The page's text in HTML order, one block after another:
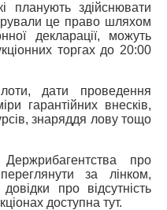
планують здійснювати
це право шляхом
декларації, можуть
торгах до 20:00
дати проведення
гарантійних внесків,
знаряддя лову тощо
про
за лінком,
про відсутність
доступна тут.